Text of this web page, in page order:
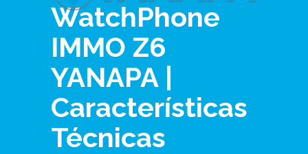
WatchPhone
IMMO Z6
YANAPA |
Características
Técnicas